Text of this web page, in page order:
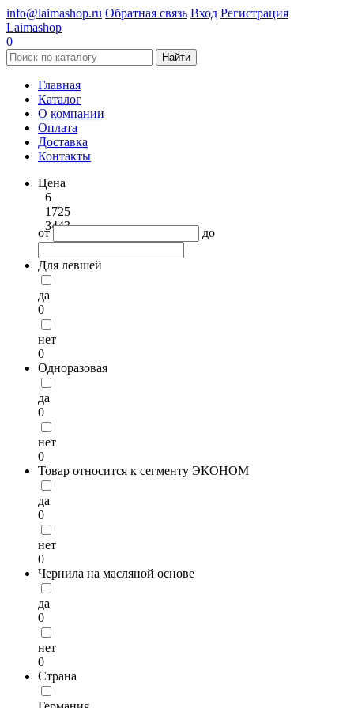
info@laimashop.ru Обратная связь Вход Регистрация
Laimashop
0
Найти
Главная
Каталог
О компании
Оплата
Доставка
Контакты
Цена
6
1725
3443
от до
Для левшей
да
0
нет
0
Одноразовая
да
0
нет
0
Товар относится к сегменту ЭКОНОМ
да
0
нет
0
Чернила на масляной основе
да
0
нет
0
Страна